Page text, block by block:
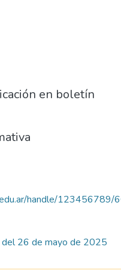
en boletín
handle/123456789/
26 de mayo de 2025